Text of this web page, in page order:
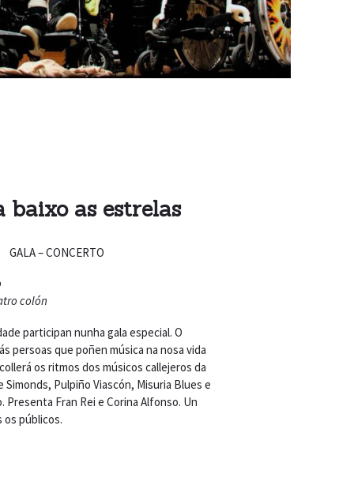
baixo as estrelas
GALA – CONCERTO
colón
participan nunha gala especial. O
persoas que poñen música na nosa vida
os ritmos dos músicos callejeros da
Simonds, Pulpiño Viascón, Misuria Blues e
Presenta Fran Rei e Corina Alfonso. Un
públicos.